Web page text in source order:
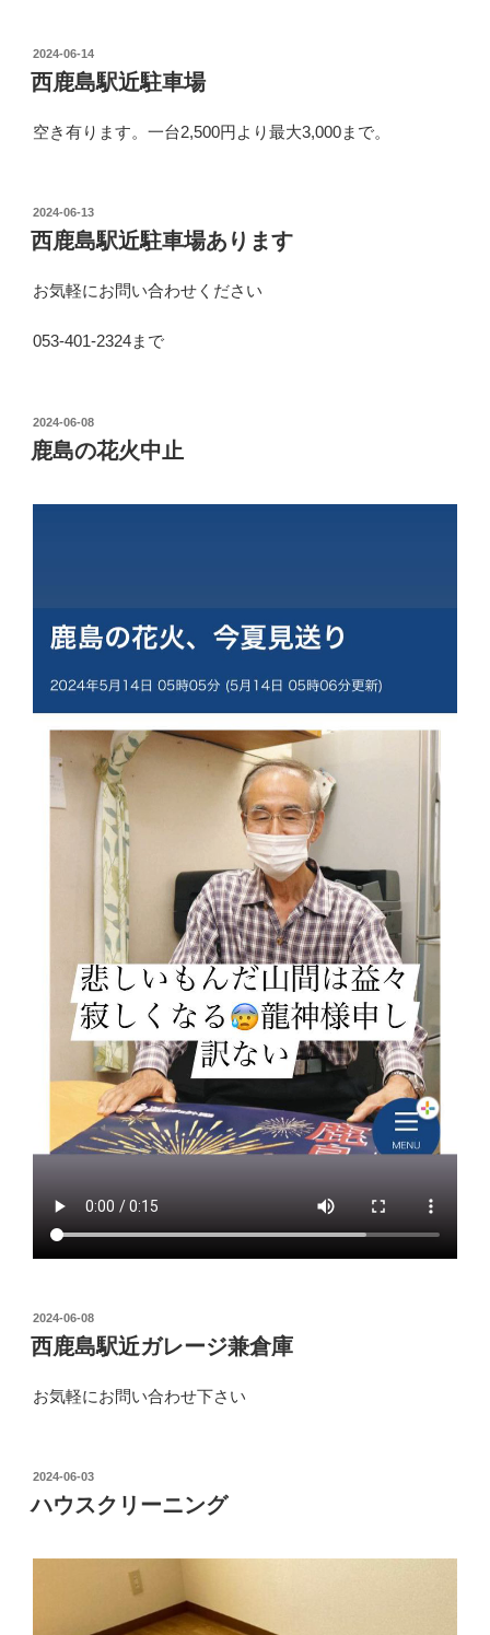
投
稿
日:
2024-06-14
西鹿島駅近駐車場
空き有ります。一台2,500円より最大3,000まで。
投
稿
日:
2024-06-13
西鹿島駅近駐車場あります
お気軽にお問い合わせください
053-401-2324まで
投
稿
日:
2024-06-08
鹿島の花火中止
投
稿
日:
2024-06-08
西鹿島駅近ガレージ兼倉庫
お気軽にお問い合わせ下さい
投
日:
2024-06-03
ハウスクリーニング